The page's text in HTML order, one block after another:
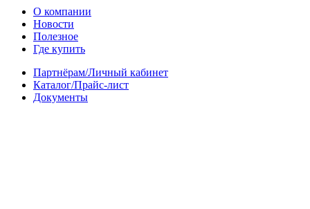
О компании
Новости
Полезное
Где купить
Партнёрам/Личный кабинет
Каталог/Прайс-лист
Документы